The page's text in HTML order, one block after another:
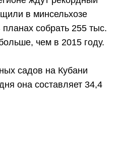
в минсельхозе
собрать 255 тыс.
чем в 2015 году.
садов на Кубани
она составляет 34,4